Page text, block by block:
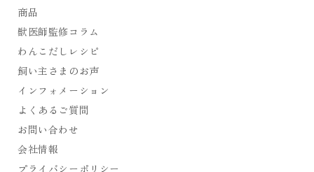
商品
獣医師監修コラム
わんこだしレシピ
飼い主さまのお声
インフォメーション
よくあるご質問
お問い合わせ
会社情報
プライバシーポリシー